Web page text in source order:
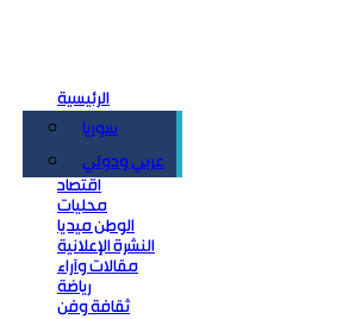
الرئيسية
سوريا
عربي ودولي
اقتصاد
محليات
الوطن ميديا
النشرة الإعلانية
مقالات وآراء
رياضة
ثقافة وفن